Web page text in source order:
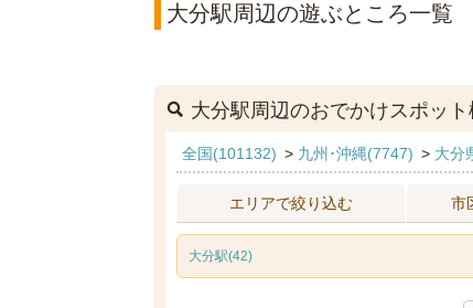
大分駅周辺の遊ぶところ一覧
大分駅周辺のおでかけスポット
全国(101132) > 九州･沖縄(7747) > 大分
エリアで絞り込む 市
大分駅(42)